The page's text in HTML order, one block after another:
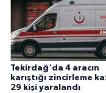
Tekirdağ'da 4 aracın
karıştığı zincirleme
29 kişi yaralandı